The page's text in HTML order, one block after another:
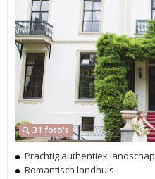
31 foto's
Prachtig authentiek landschap
Romantisch landhuis